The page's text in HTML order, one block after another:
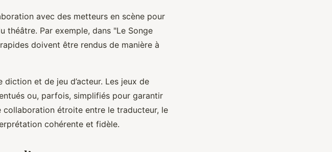
avec des metteurs en scène pour
théâtre. Par exemple, dans "Le Songe
doivent être rendus de manière à
et de jeu d’acteur. Les jeux de
ou, parfois, simplifiés pour garantir
collaboration étroite entre le traducteur, le
cohérente et fidèle.